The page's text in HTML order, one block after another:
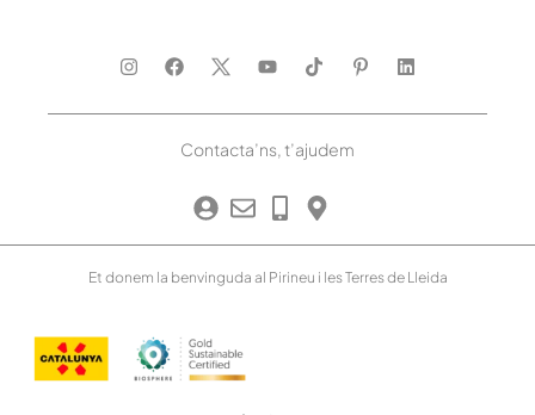
Contacta’ns, t’ajudem
Et donem la benvinguda al Pirineu i les Terres de Lleida